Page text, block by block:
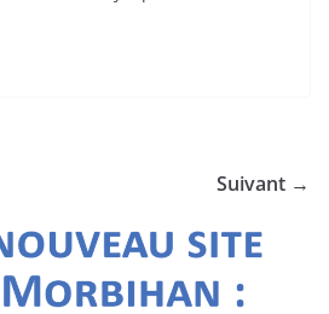
Suivant →